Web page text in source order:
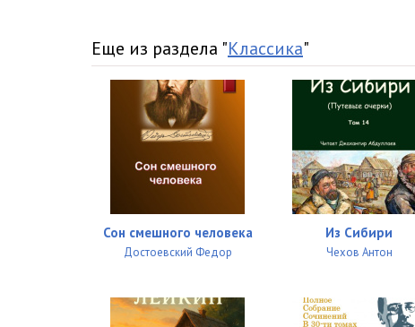
Еще из раздела "Классика"
Сон смешного человека
Достоевский Федор
Из Сибири
Чехов Антон